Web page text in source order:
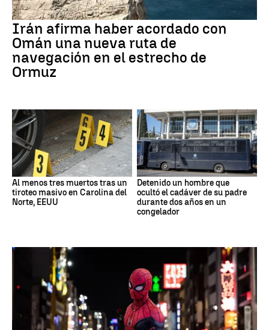
Irán afirma haber acordado con
Omán una nueva ruta de
navegación en el estrecho de
Ormuz
Al menos tres muertos tras un
tiroteo masivo en Carolina del
Norte, EEUU
Detenido un hombre que
ocultó el cadáver de su padre
durante dos años en un
congelador